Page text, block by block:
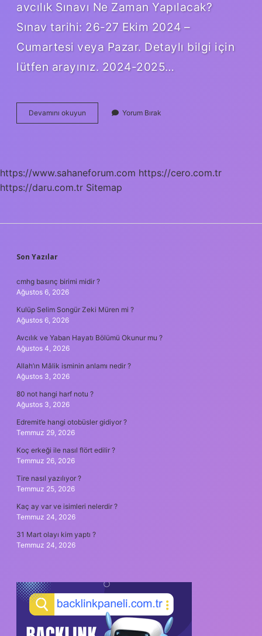
avcılık Sınavı Ne Zaman Yapılacak?
Sınav tarihi: 26-27 Ekim 2024 –
Cumartesi veya Pazar. Detaylı bilgi için
lütfen arayınız. 2024-2025…
Devamını okuyun
Belgesi
Yorum Bırak
https://www.sahaneforum.com https://cero.com.tr
https://daru.com.tr Sitemap
SIDEBAR
Son Yazılar
cmhg basınç birimi midir ?
Ağustos 6, 2026
Kulüp Selim Songür Zeki Müren mi ?
Ağustos 6, 2026
Avcılık ve Yaban Hayatı Bölümü Okunur mu ?
Ağustos 4, 2026
Allah’ın Mâlik isminin anlamı nedir ?
Ağustos 3, 2026
80 not hangi harf notu ?
Ağustos 3, 2026
Edremit’e hangi otobüsler gidiyor ?
Temmuz 29, 2026
Koç erkeği ile nasıl flört edilir ?
Temmuz 26, 2026
Tire nasıl yazılıyor ?
Temmuz 25, 2026
Kaç ay var ve isimleri nelerdir ?
Temmuz 24, 2026
31 Mart olayı kim yaptı ?
Temmuz 24, 2026